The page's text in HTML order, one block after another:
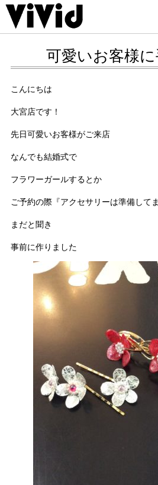
可愛いお客様
こんにちは
大宮店です！
先日可愛いお客様がご来店
なんでも結婚式で
フラワーガールするとか
ご予約の際『アクセサリーは準備して
まだと聞き
事前に作りました